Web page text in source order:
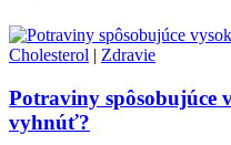
Cholesterol | Zdravie
Potraviny spôsobujúce
vyhnúť?